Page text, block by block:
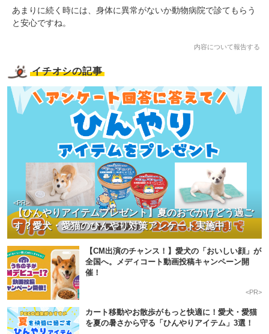
あまりに続く時には、身体に異常がないか動物病院で診てもらう
と安心ですね。
内容について報告する
イチオシの記事
【ひんやりアイテムプレゼント】夏のおでかけどう過ご
す？愛犬・愛猫のひんやり対策アンケート実施中！
<PR>
【CM出演のチャンス！】愛犬の「おいしい顔」が
全国へ。メディコート動画投稿キャンペーン開
催！
<PR>
カート移動やお散歩がもっと快適に！愛犬・愛猫
を夏の暑さから守る「ひんやりアイテム」3選！